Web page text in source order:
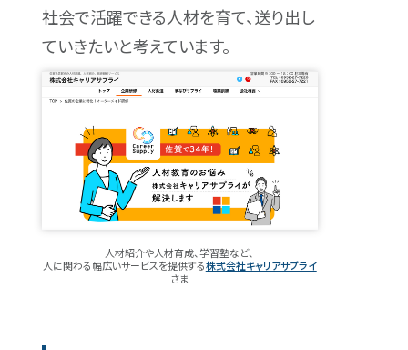
社会で活躍できる人材を育て、送り出し
ていきたいと考えています。
人材紹介や人材育成、学習塾など、
人に関わる幅広いサービスを提供する株式会社キャリアサプライ
さま